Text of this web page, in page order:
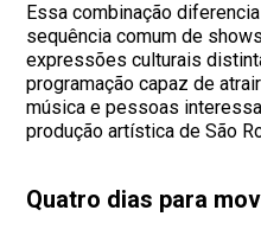
Essa combinação
sequência comum de
expressões culturais
programação capaz de
música e pessoas
produção artística de São
Quatro dias para